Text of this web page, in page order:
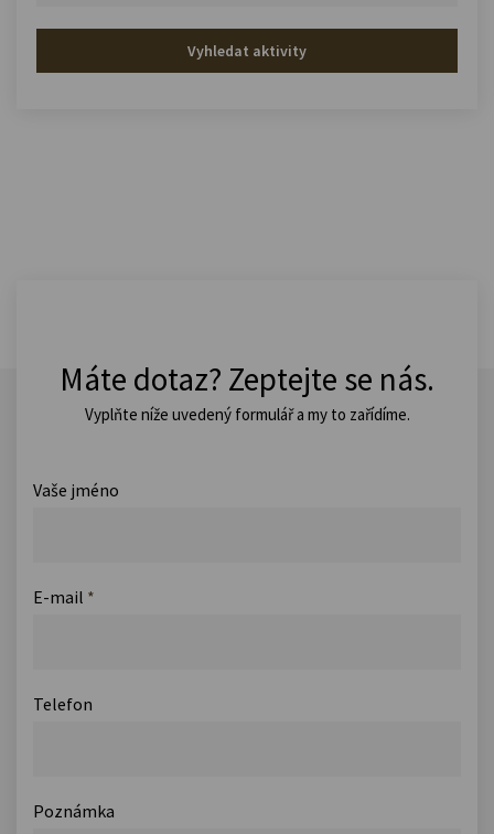
Vyhledat aktivity
Máte dotaz? Zeptejte se nás.
Vyplňte níže uvedený formulář a my to zařídíme.
Vaše jméno
E-mail *
Telefon
Poznámka